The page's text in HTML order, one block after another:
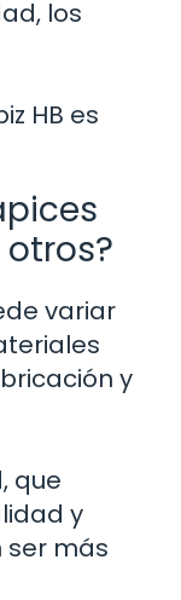
los
HB es
variar
y
que
y
ser más